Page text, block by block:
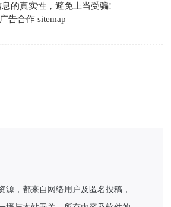
的真实性，避免上当受骗!
告合作 sitemap
源，都来自网络用户及匿名投稿，